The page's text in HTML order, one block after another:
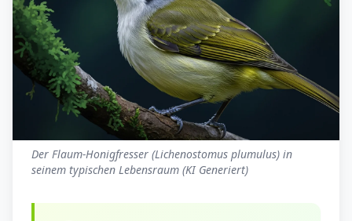
Der Flaum-Honigfresser (Lichenostomus plumulus) in
seinem typischen Lebensraum (KI Generiert)